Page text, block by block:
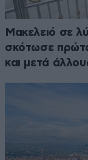
Μακελειό σε
σκότωσε
και μετά